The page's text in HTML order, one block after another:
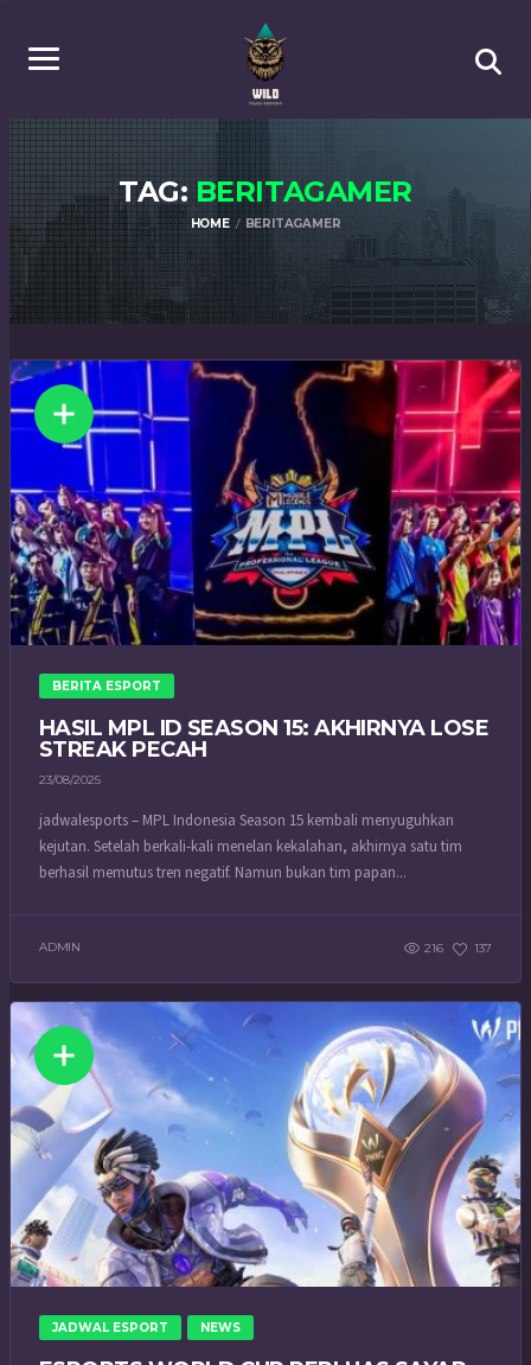
TAG: BERITAGAMER
HOME BERITAGAMER
BERITA ESPORT
HASIL MPL ID SEASON 15: AKHIRNYA LOSE
STREAK PECAH
23/08/2025
jadwalesports – MPL Indonesia Season 15 kembali menyuguhkan
kejutan. Setelah berkali-kali menelan kekalahan, akhirnya satu tim
berhasil memutus tren negatif. Namun bukan tim papan...
ADMIN 216 137
JADWAL ESPORT NEWS